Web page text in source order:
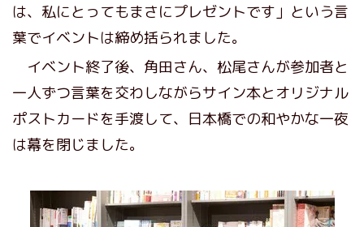
は、私にとってもまさにプレゼントです」という言
葉でイベントは締め括られました。
イベント終了後、角田さん、松尾さんが参加者と
一人ずつ言葉を交わしながらサイン本とオリジナル
ポストカードを手渡して、日本橋での和やかな一夜
は幕を閉じました。